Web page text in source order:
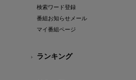
検索ワード登録
番組お知らせメール
マイ番組ページ
ランキング